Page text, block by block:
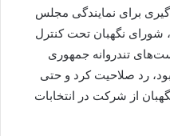
برای نمایندگی مجلس
نگهبان تحت کنترل
تندروانه جمهوری
رد صلاحیت کرد و حتی
از شرکت در انتخابات